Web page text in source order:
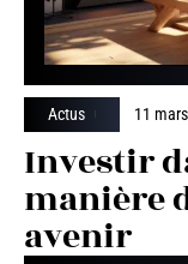
Actus 11
Investir
manière
avenir